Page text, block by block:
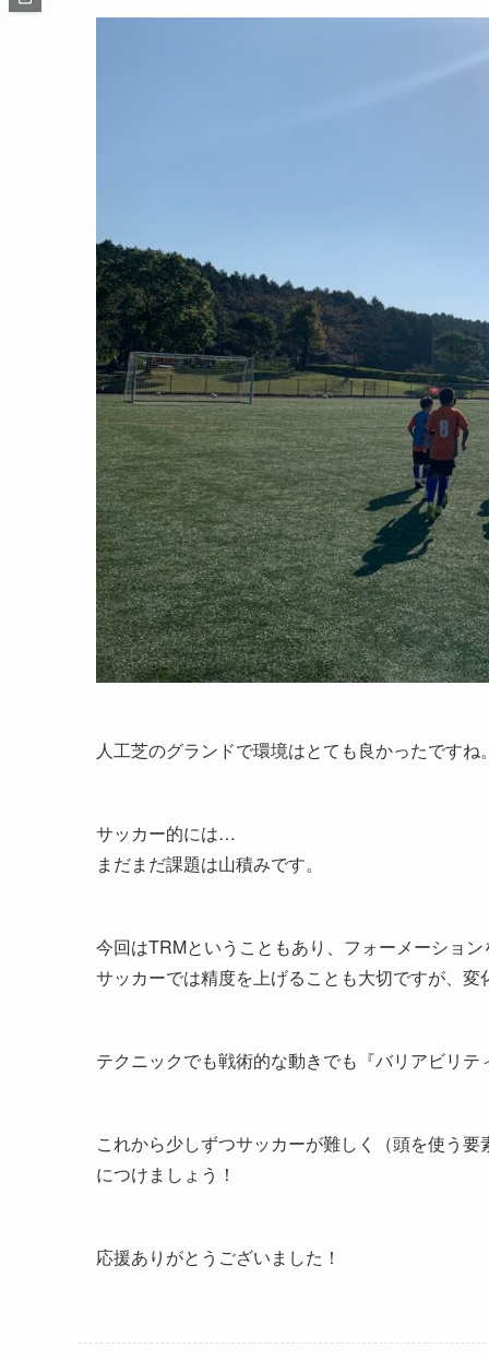
人工芝のグランドで環境はとても良かったですね
サッカー的には…
まだまだ課題は山積みです。
今回はTRMということもあり、フォーメーショ
サッカーでは精度を上げることも大切ですが、
テクニックでも戦術的な動きでも『バリアビリ
これから少しずつサッカーが難しく（頭を使う
につけましょう！
応援ありがとうございました！